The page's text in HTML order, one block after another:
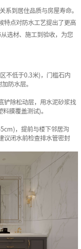
系到居住品质与房屋寿命。
特点对防水工艺提出了更高
选材、施工到验收，为您
不低于0.3米)，门槛石内
防水层。
除松动层，用水泥砂浆找
膜覆盖测试)。
，提前与楼下邻居沟
议闭水前检查排水管密封